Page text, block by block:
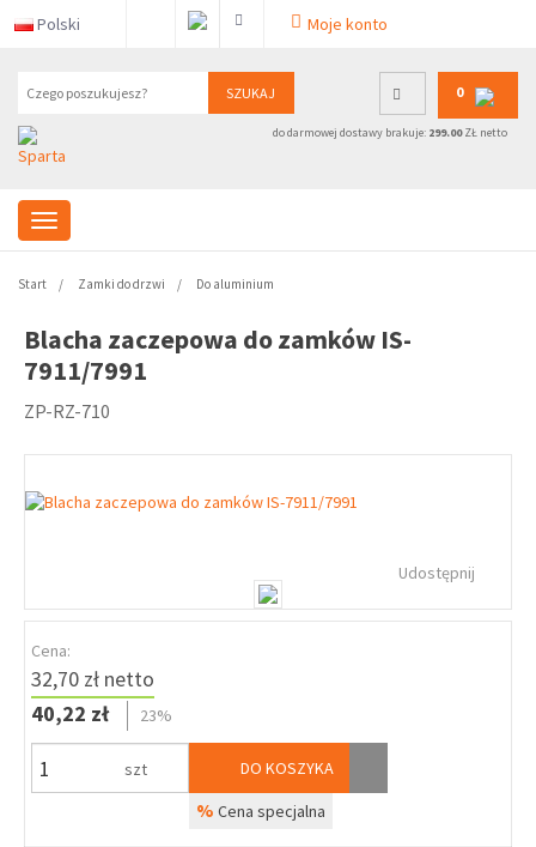
Polski Moje konto
SZUKAJ 0
do darmowej dostawy brakuje: 299.00ZŁ netto
Start Zamki do drzwi Do aluminium
Blacha zaczepowa do zamków IS-
7911/7991
ZP-RZ-710
Udostępnij
Cena:
32,70 zł netto
40,22 zł
23%
szt DO KOSZYKA
% Cena specjalna